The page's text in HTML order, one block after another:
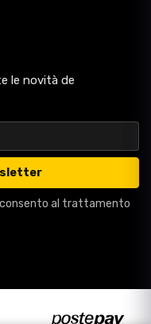
le novità de
al trattamento